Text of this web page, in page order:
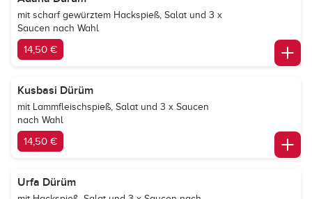
mit scharf gewürztem Hackspieß, Salat und 3 x
Saucen nach Wahl
14,50 €
Kusbasi Dürüm
mit Lammfleischspieß, Salat und 3 x Saucen
nach Wahl
14,50 €
Urfa Dürüm